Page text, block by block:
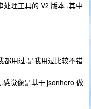
处理工具的 V2 版本 ,其中
都用过.是我用过比较不错
感觉像是基于 jsonhero 做